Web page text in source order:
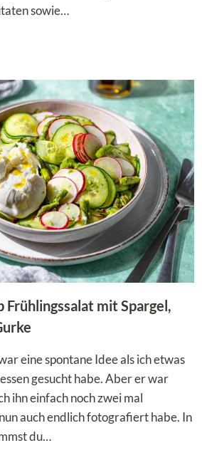
sowie…
Frühlingssalat mit Spargel,
eine spontane Idee als ich etwas
gesucht habe. Aber er war
ihn einfach noch zwei mal
auch endlich fotografiert habe. In
du…